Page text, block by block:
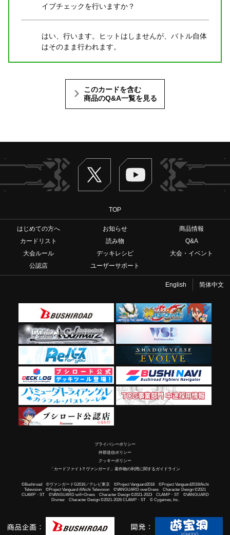
イブチェックを行いますか？
はい、行います。ヒットはしませんが、バトル自体
はそのまま行われます。
このカードを含む
商品のQ&A一覧を見る
Twitter ヴァンガードch
TOP
はじめての方へ お知らせ
商品情報
カードリスト
読み物
Q&A
大会ルール
デッキレシピ
大会・イベント
公認店
ユーザーサポート
English 简体中文
プライバシーポリシー
外部送信ポリシー
クッキーポリシー
「カードファイト!! ヴァンガード」著作物の利用に関するガイドライン
©Bushiroad ©ヴァンガードG2016／テレビ東京 ©Project Vanguard2018 ©Project Vanguard2019/Aichi
Television ©Project Vanguard if/Aichi Television ©VANGUARD overDress Character Design ©2021
CLAMP・ST ©VANGUARD will+Dress Character Design ©2021-2023 CLAMP・ST ©VANGUARD
Divinez Character Design ©2021-2026 CLAMP・ST © Cygames, Inc.